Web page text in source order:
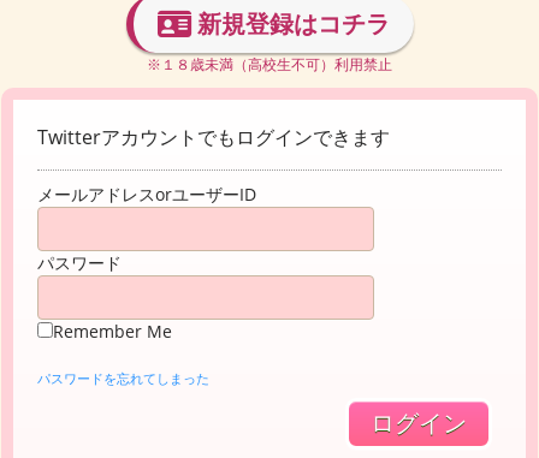
新規登録はコチラ
※１８歳未満（高校生不可）利用禁止
Twitterアカウントでもログインできます
メールアドレスorユーザーID
パスワード
Remember Me
パスワードを忘れてしまった